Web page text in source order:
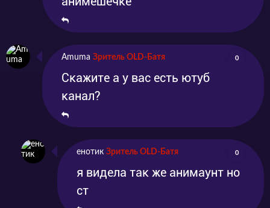
Amuma Зритель OLD-Батя 0
Скажите а у вас есть ютуб
канал?
енотик Зритель OLD-Батя 0
я видела так же анимаунт но
ст